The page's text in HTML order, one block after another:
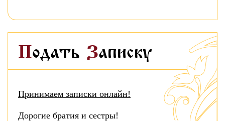
Подать Записку
Принимаем записки онлайн!
Дорогие братия и сестры!